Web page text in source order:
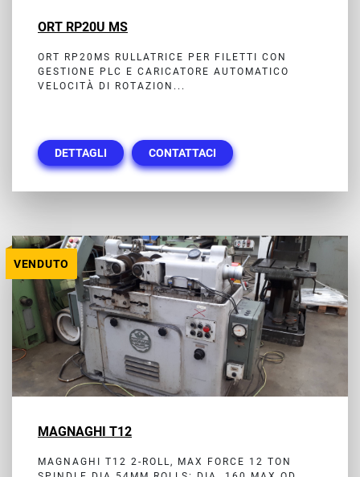
ORT RP20U MS
ORT RP20MS RULLATRICE PER FILETTI CON
GESTIONE PLC E CARICATORE AUTOMATICO
VELOCITÀ DI ROTAZION...
DETTAGLI CONTATTACI
VENDUTO
MAGNAGHI T12
MAGNAGHI T12 2-ROLL, MAX FORCE 12 TON